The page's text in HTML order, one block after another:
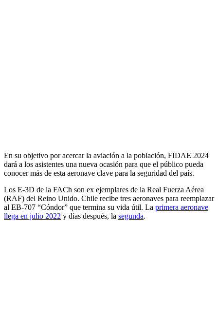
En su objetivo por acercar la aviación a la población, FIDAE 2024
dará a los asistentes una nueva ocasión para que el público pueda
conocer más de esta aeronave clave para la seguridad del país.
Los E-3D de la FACh son ex ejemplares de la Real Fuerza Aérea
(RAF) del Reino Unido. Chile recibe tres aeronaves para reemplazar
al EB-707 “Cóndor” que termina su vida útil. La primera aeronave
llega en julio 2022 y días después, la segunda.